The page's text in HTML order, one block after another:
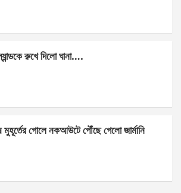
রুখে দিলো ঘানা….
মুহূর্তের গোলে নকআউটে পৌঁছে গেলো জার্মানি